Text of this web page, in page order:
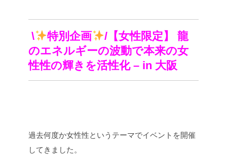
\ 特別企画
/【女性限定】 龍
のエネルギーの波動で本来の女
性性の輝きを活性化 – in 大阪
過去何度か女性性というテーマでイベントを開催
してきました。